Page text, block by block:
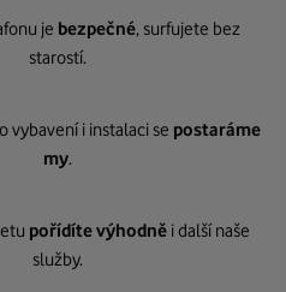
je bezpečné, surfujete bez
starostí.
vybavení i instalaci se postaráme
my.
pořídíte výhodně i další naše
služby.